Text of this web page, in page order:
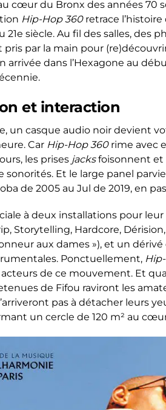
cœur du Bronx des années 70
Hip-Hop 360retrace
21e siècle. Au fil des salles, des
pris par la main pour
arrivée dans l’Hexagone au
et interaction
un casque audio noir devient
Car Hip-Hop 360rime avec
les prises jacksfoisonnent et
sonorités. Et le large panel
de 2005 au Jul de 2019, en
à deux installations pour
, Storytelling, Hardcore, Dérision,
aux dames »), et un
. Ponctuellement,
de ce mouvement. Et
de Fifou raviront les
pas à détacher leurs
un cercle de 120 m² au